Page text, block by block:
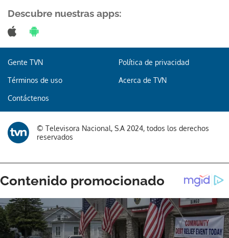
Gracias por suscribirte a nuestro boletín.
Descubre nuestras apps:
Gente TVN Política de privacidad
Términos de uso Acerca de TVN
Contáctenos
© Televisora Nacional, S.A 2024, todos los derechos
reservados